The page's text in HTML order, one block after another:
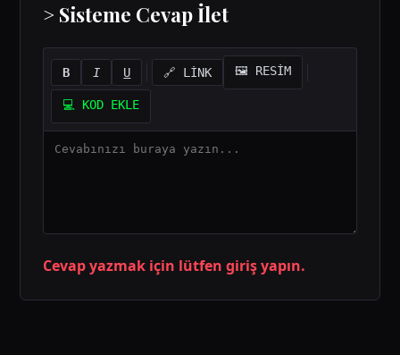
> Sisteme Cevap İlet
B I U 🔗 LİNK 🖼️ RESİM
💻 KOD EKLE
Cevap yazmak için lütfen giriş yapın.